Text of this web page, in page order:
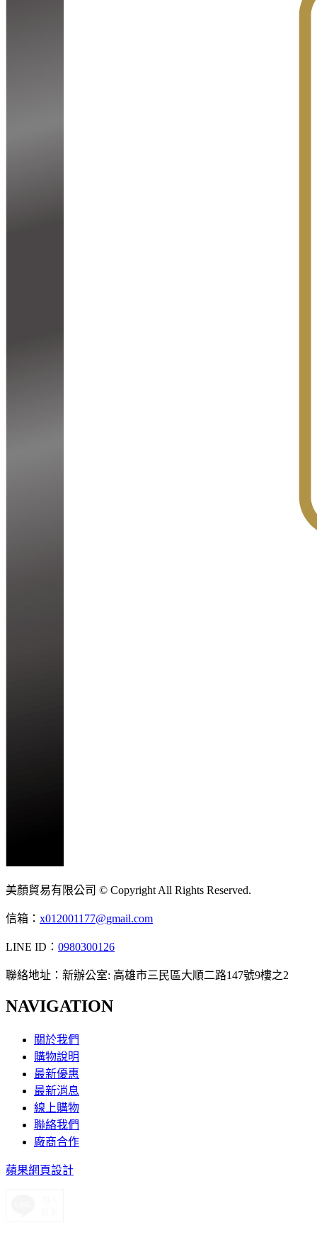
美顏貿易有限公司 © Copyright All Rights Reserved.
信箱： x012001177@gmail.com
LINE ID： 0980300126
聯絡地址：新辦公室: 高雄市三民區大順二路147號9樓之2
NAVIGATION
關於我們
購物說明
最新優惠
最新消息
線上購物
聯絡我們
廠商合作
蘋果網頁設計